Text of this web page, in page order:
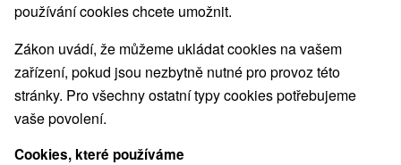
používání cookies chcete umožnit.
Zákon uvádí, že můžeme ukládat cookies na vašem
zařízení, pokud jsou nezbytně nutné pro provoz této
stránky. Pro všechny ostatní typy cookies potřebujeme
vaše povolení.
Cookies, které používáme